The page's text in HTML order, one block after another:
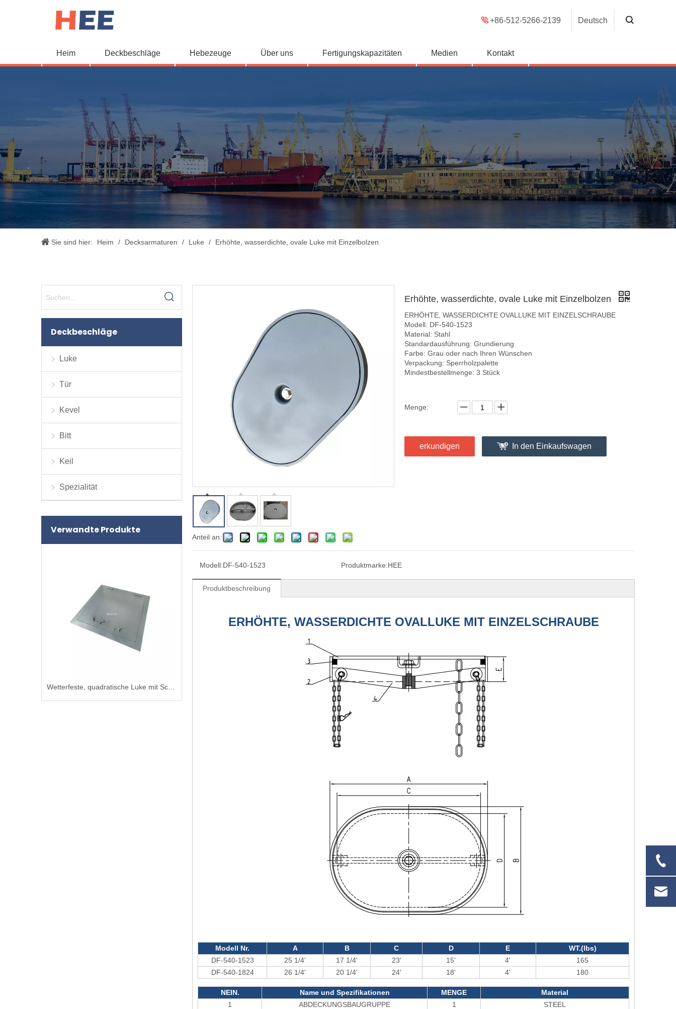
+86-512-5266-2139 Deutsch
Heim Deckbeschläge Hebezeuge Über uns Fertigungskapazitäten Medien Kontakt
Sie sind hier: Heim / Decksarmaturen / Luke / Erhöhte, wasserdichte, ovale Luke mit Einzelbolzen
Deckbeschläge
Luke
Tür
Kevel
Bitt
Keil
Spezialität
Verwandte Produkte
Sichern Sie 6 hunde erhöhte wasserdichte Luke Schnell wirkende, wetterfeste Luke für den Einbau auf Schiffsdecks
Anteil an:
Erhöhte, wasserdichte, ovale Luke mit Einzelbolzen
ERHÖHTE, WASSERDICHTE OVALLUKE MIT EINZELSCHRAUBE
Modell: DF-540-1523
Material: Stahl
Standardausführung: Grundierung
Farbe: Grau oder nach Ihren Wünschen
Verpackung: Sperrholzpalette
Mindestbestellmenge: 3 Stück
Menge:
erkundigen In den Einkaufswagen
Modell:DF-540-1523 Produktmarke:HEE
Produktbeschreibung
ERHÖHTE, WASSERDICHTE OVALLUKE MIT EINZELSCHRAUBE
Modell Nr. A B C D E
WT.(lbs)
DF-540-1523
25 1/4' 17 1/4' 23' 15' 4'
165
DF-540-1824
26 1/4' 20 1/4' 24' 18' 4' 180
NEIN. Name und Spezifikationen MENGE
Material
1
ABDECKUNGSBAUGRUPPE 1
STEEL